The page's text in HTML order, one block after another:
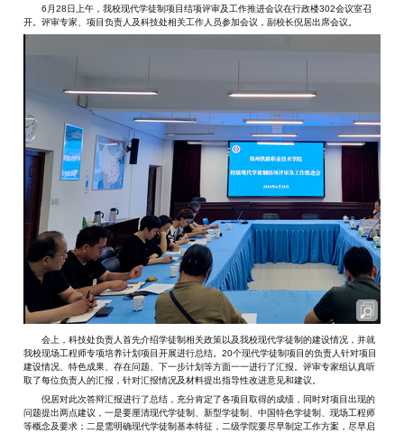
6月28日上午，我校现代学徒制项目结项评审及工作推进会议在行政楼302会议室召
开。评审专家、项目负责人及科技处相关工作人员参加会议，副校长倪居出席会议。
会上，科技处负责人首先介绍学徒制相关政策以及我校现代学徒制的建设情况，并就
我校现场工程师专项培养计划项目开展进行总结。20个现代学徒制项目的负责人针对项目
建设情况、特色成果、存在问题、下一步计划等方面一一进行了汇报。评审专家组认真听
取了每位负责人的汇报，针对汇报情况及材料提出指导性改进意见和建议。
倪居对此次答辩汇报进行了总结，充分肯定了各项目取得的成绩，同时对项目出现的
问题提出两点建议，一是要厘清现代学徒制、新型学徒制、中国特色学徒制、现场工程师
等概念及要求；二是需明确现代学徒制基本特征，二级学院要尽早制定工作方案，尽早启